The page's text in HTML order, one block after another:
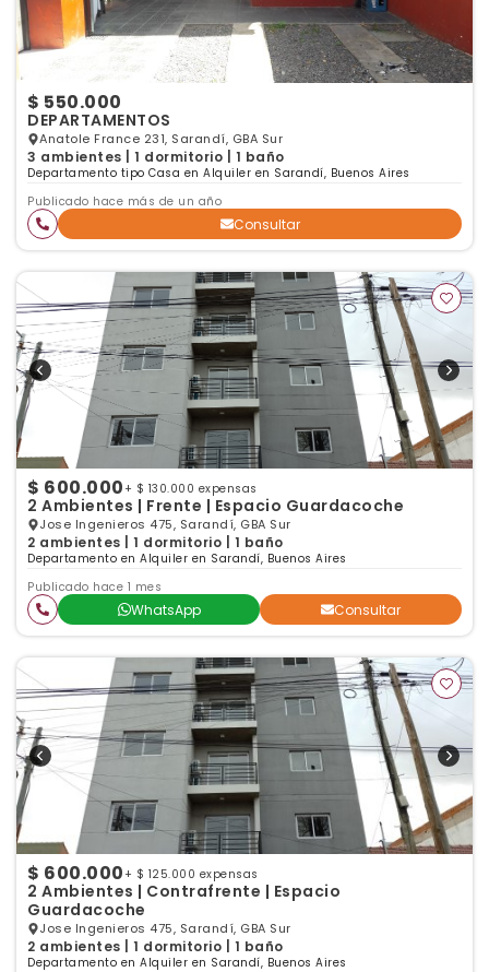
$ 550.000
DEPARTAMENTOS
Anatole France 231, Sarandí, GBA Sur
3 ambientes | 1 dormitorio | 1 baño
Departamento tipo Casa en Alquiler en Sarandí, Buenos Aires
Publicado hace más de un año
Consultar
$ 600.000 + $ 130.000 expensas
2 Ambientes | Frente | Espacio Guardacoche
Jose Ingenieros 475, Sarandí, GBA Sur
2 ambientes | 1 dormitorio | 1 baño
Departamento en Alquiler en Sarandí, Buenos Aires
Publicado hace 1 mes
WhatsApp Consultar
$ 600.000 + $ 125.000 expensas
2 Ambientes | Contrafrente | Espacio
Guardacoche
Jose Ingenieros 475, Sarandí, GBA Sur
2 ambientes | 1 dormitorio | 1 baño
Departamento en Alquiler en Sarandí, Buenos Aires